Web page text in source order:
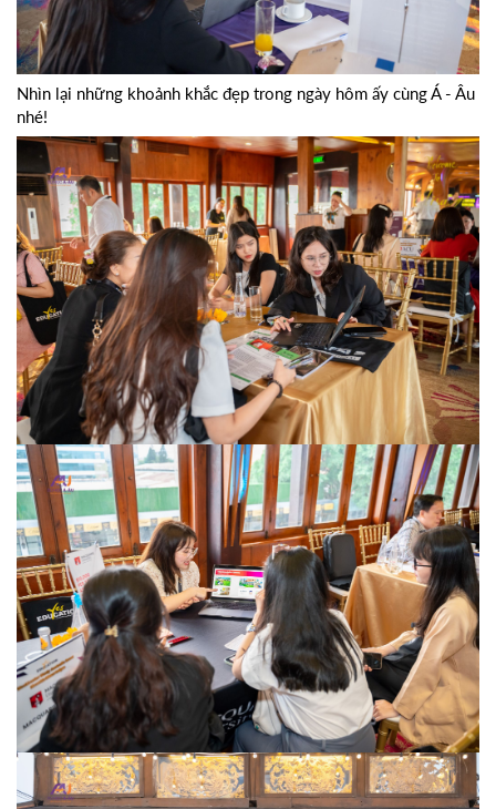
Nhìn lại những khoảnh khắc đẹp trong ngày hôm ấy cùng Á - Âu
nhé!